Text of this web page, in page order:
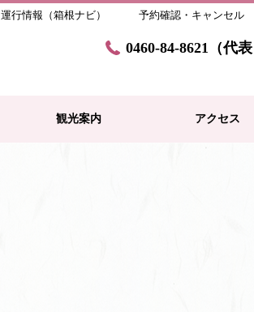
運行情報（箱根ナビ） 予約確認・キャンセル
0460-84-8621（代
観光案内 アクセス